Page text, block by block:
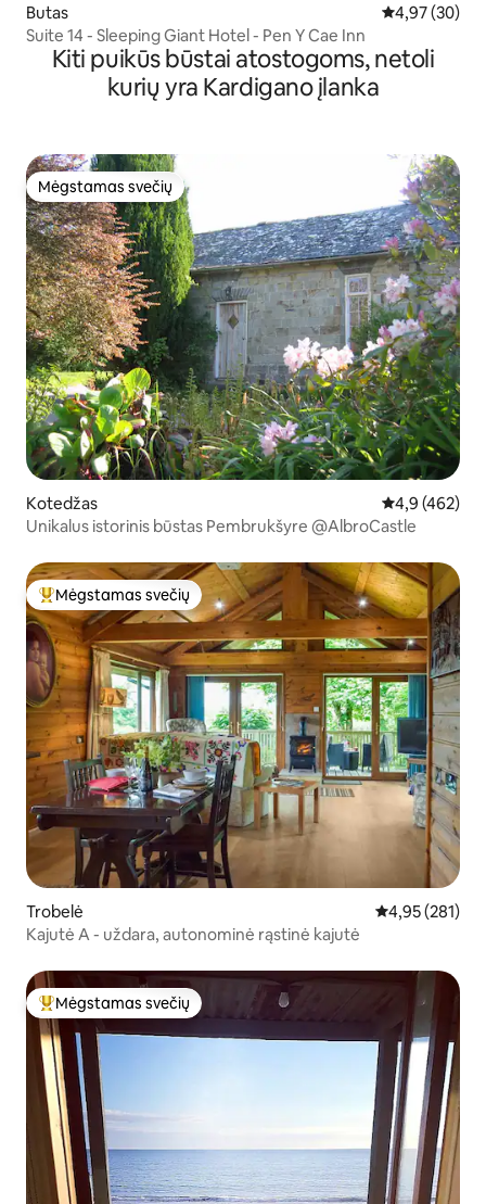
Butas Vidutinis
4,97 (30)
Suite 14 - Sleeping Giant Hotel - Pen Y Cae Inn
Kiti puikūs būstai atostogoms, netoli
kurių yra Kardigano įlanka
Mėgstamas svečių
Mėgstamas svečių
Kotedžas Vidutinis
4,9 (462)
Unikalus istorinis būstas Pembrukšyre @AlbroCastle
Svečių mėgstamiausias
Mėgstamas svečių
Trobelė Vidutinis
4,95 (281)
Kajutė A - uždara, autonominė rąstinė kajutė
Svečių mėgstamiausias
Mėgstamas svečių